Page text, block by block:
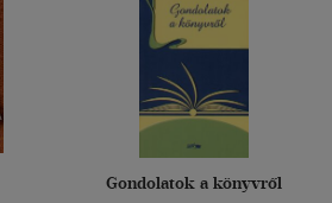
Gondolatok a könyvről